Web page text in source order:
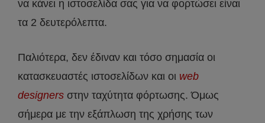
να κάνει η ιστοσελίδα σας για να φορτώσει είναι
τα 2 δευτερόλεπτα.
Παλιότερα, δεν έδιναν και τόσο σημασία οι
κατασκευαστές ιστοσελίδων και οι web
designers στην ταχύτητα φόρτωσης. Όμως
σήμερα με την εξάπλωση της χρήσης των